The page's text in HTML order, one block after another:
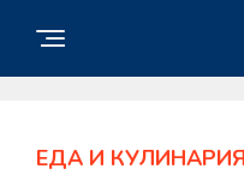
ЕДА И КУЛИНАРИЯ